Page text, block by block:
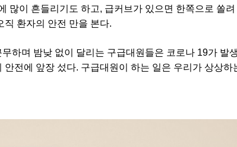
많이 흔들리기도 하고, 급커브가 있으면 한쪽으로 쏠
직 환자의 안전 만을 본다.
하며 밤낮 없이 달리는 구급대원들은 코로나 19가 발
안전에 앞장 섰다. 구급대원이 하는 일은 우리가 상상하